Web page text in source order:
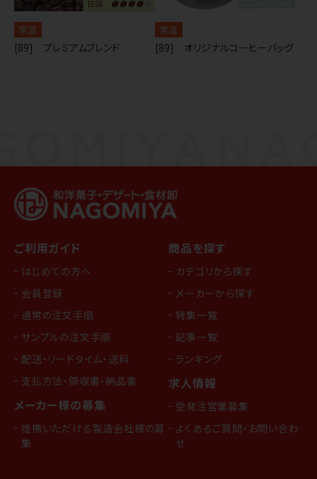
常温
[89] プレミアムブレンド
常温
[89] オリジナルコーヒーバッグ
ご利用ガイド
はじめての方へ
会員登録
通常の注文手順
サンプルの注文手順
配送・リードタイム・送料
支払方法・領収書・納品書
メーカー様の募集
提携いただける製造会社様の募
集
商品を探す
カテゴリから探す
メーカーから探す
特集一覧
記事一覧
ランキング
求人情報
受発注営業募集
よくあるご質問・お問い合わ
せ